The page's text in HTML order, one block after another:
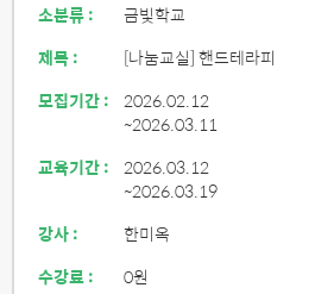
소분류 :
금빛학교
제목 :
[나눔교실] 핸드테라피
모집기간 : 2026.02.12
~2026.03.11
교육기간 : 2026.03.12
~2026.03.19
강사 :
한미옥
수강료 :
0원